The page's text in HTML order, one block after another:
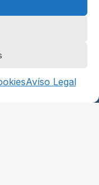
Avíso Legal